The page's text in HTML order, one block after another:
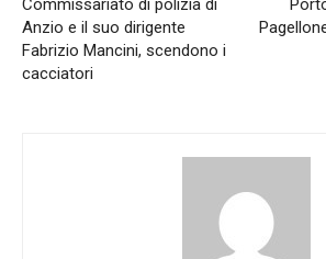
Commissariato di polizia di
Anzio e il suo dirigente
Fabrizio Mancini, scendono i
cacciatori